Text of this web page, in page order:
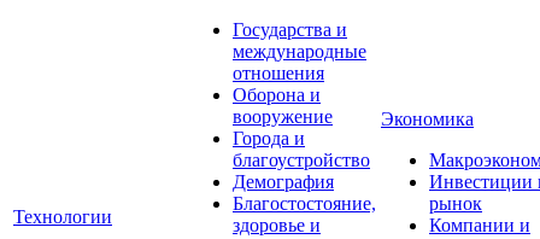
Технологии
Государства и
международные
отношения
Оборона и
вооружение
Города и
благоустройство
Демография
Благостостояние,
здоровье и
Экономика
Инвестиции
рынок
Компании и